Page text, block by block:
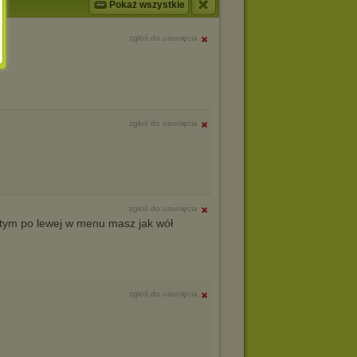
Pokaż wszystkie
zgłoś do usunięcia
zgłoś do usunięcia
zgłoś do usunięcia
po lewej w menu masz jak wół
zgłoś do usunięcia